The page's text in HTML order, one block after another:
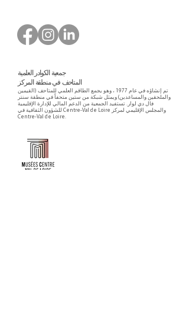
جمعية الكوادر العلمية
تم إنشاؤه في عام 1977 ، وهو يجمع الطاقم العلمي للمتاحف (القيمين
والملحقين والمساعدين) ويمثل شبكة من ستين متحفاً في منطقة سنتر
فال دي لوار. تستفيد الجمعية من الدعم المالي للإدارة الإقليمية
للشؤون الثقافية في Centre-Val de Loire والمجلس الإقليمي لمركز
Centre-Val de Loire.